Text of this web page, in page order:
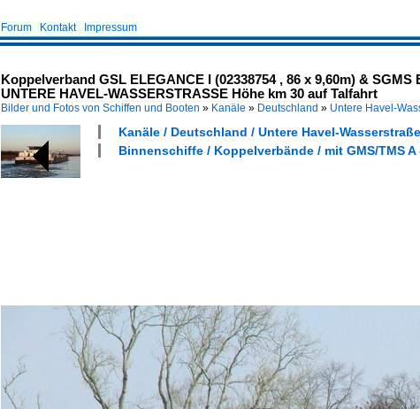
Forum Kontakt Impressum
Koppelverband GSL ELEGANCE I (02338754 , 86 x 9,60m) &
UNTERE HAVEL-WASSERSTRASSE Höhe km 30 auf Talfahrt
Bilder und Fotos von Schiffen und Booten » Kanäle » Deutschland » Untere Havel-
Kanäle / Deutschland / Untere Havel-Wasserstraße
Binnenschiffe / Koppelverbände / mit GMS/TMS A